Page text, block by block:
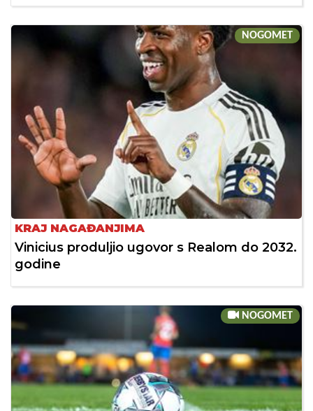
NOGOMET
KRAJ NAGAĐANJIMA
Vinicius produljio ugovor s Realom do 2032.
godine
NOGOMET